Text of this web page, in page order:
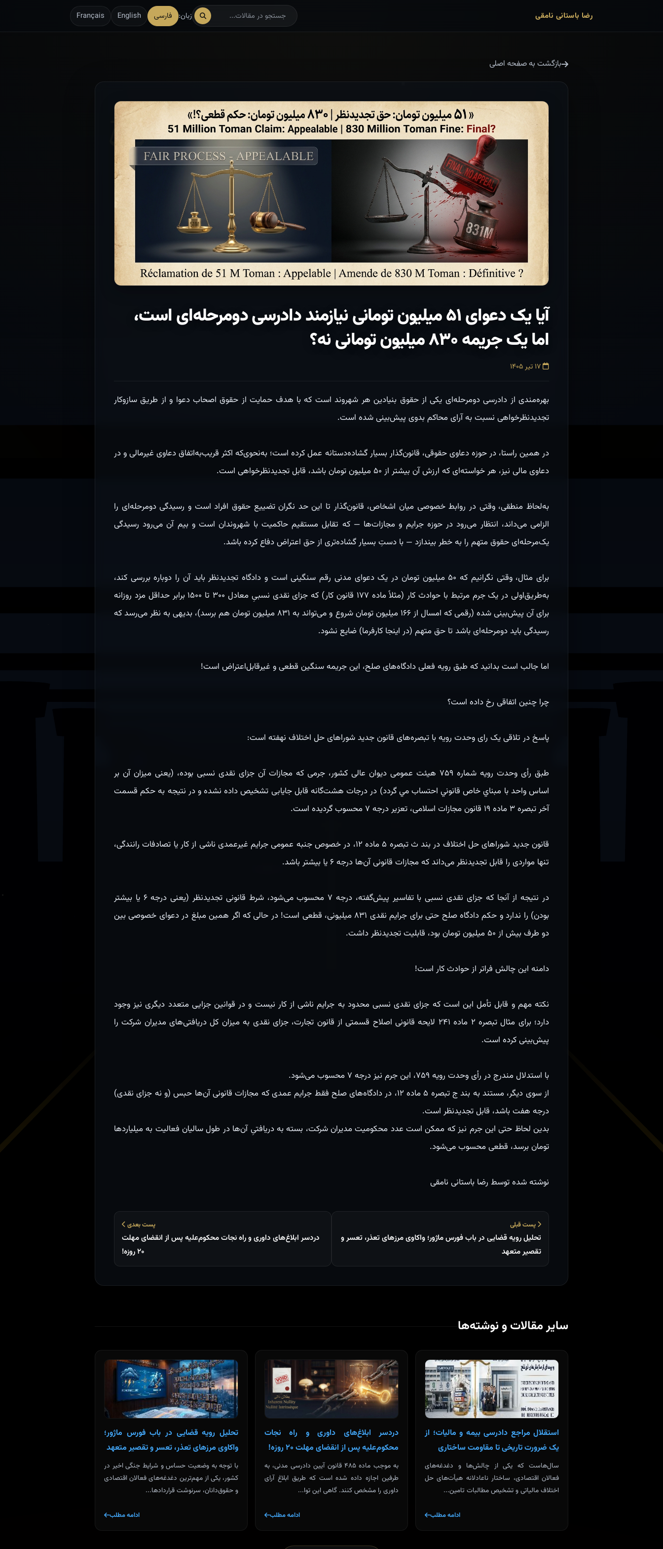
رضا باستانی نامقی زبان: فارسی English
Français
بازگشت به صفحه اصلی
آیا یک دعوای ۵۱ میلیون تومانی نیازمند دادرسی دومرحله‌ای است،
اما یک جریمه ۸۳۰ میلیون تومانی نه؟
بهره‌مندی از دادرسی دومرحله‌ای یکی از حقوق بنیادین هر شهروند است که با هدف حمایت از حقوق اصحاب دعوا و از طریق سازوکار
تجدیدنظرخواهی نسبت به آرای محاکم بدوی پیش‌بینی شده است.
در همین راستا، در حوزه دعاوی حقوقی، قانون‌گذار بسیار گشاده‌دستانه عمل کرده است؛ به‌نحوی‌که اکثر قریب‌به‌اتفاق دعاوی غیرمالی و در
دعاوی مالی نیز، هر خواسته‌ای که ارزش آن بیشتر از ۵۰ میلیون تومان باشد، قابل تجدیدنظرخواهی است.
به‌لحاظ منطقی، وقتی در روابط خصوصی میان اشخاص، قانون‌گذار تا این حد نگران تضییع حقوق افراد است و رسیدگی دومرحله‌ای را
الزامی می‌داند، انتظار می‌رود در حوزه جرایم و مجازات‌ها — که تقابل مستقیم حاکمیت با شهروندان است و بیم آن می‌رود رسیدگی
یک‌مرحله‌ای حقوق متهم را به خطر بیندازد — با دستِ بسیار گشاده‌تری از حق اعتراض دفاع کرده باشد.
برای مثال، وقتی نگرانیم که ۵۰ میلیون تومان در یک دعوای مدنی رقم سنگینی است و دادگاه تجدیدنظر باید آن را دوباره بررسی کند،
به‌طریق‌اولی در یک جرم مرتبط با حوادث کار (مثلاً ماده ۱۷۷ قانون کار) که جزای نقدی نسبیِ معادل ۳۰۰ تا ۱۵۰۰ برابر حداقل مزد روزانه
برای آن پیش‌بینی شده (رقمی که امسال از ۱۶۶ میلیون تومان شروع و می‌تواند به ۸۳۱ میلیون تومان هم برسد)، بدیهی به نظر می‌رسد که
رسیدگی باید دومرحله‌ای باشد تا حق متهم (در اینجا کارفرما) ضایع نشود.
اما جالب است بدانید که طبق رویه فعلی دادگاه‌های صلح، این جریمه سنگین قطعی و غیرقابل‌اعتراض است!
چرا چنین اتفاقی رخ داده است؟
پاسخ در تلاقی یک رای وحدت رویه با تبصره‌های قانون جدید شوراهای حل اختلاف نهفته است:
طبق رأی وحدت رویه شماره ۷۵۹ هیئت عمومی دیوان عالی کشور، جرمی که مجازات آن جزای نقدی نسبی بوده، (یعنی ميزان آن بر
اساس واحد با مبناي خاص قانوني احتساب مي گردد) در درجات هشت‌گانه قابل جایابی تشخیص داده نشده و در نتیجه به حکم قسمت
آخر تبصره ۳ ماده ۱۹ قانون مجازات اسلامی، تعزیر درجه ۷ محسوب گردیده است.
قانون جدید شوراهای حل اختلاف در بند ث تبصره ۵ ماده ۱۲، در خصوص جنبه عمومی جرایم غیرعمدی ناشی از کار یا تصادفات رانندگی،
تنها مواردی را قابل تجدیدنظر می‌داند که مجازات قانونی آن‌ها درجه ۶ یا بیشتر باشد.
در نتیجه از آنجا که جزای نقدی نسبی با تفاسیر پیش‌گفته، درجه ۷ محسوب می‌شود، شرط قانونی تجدیدنظر (یعنی درجه ۶ یا بیشتر
بودن) را ندارد و حکم دادگاه صلح حتی برای جرایم نقدی ۸۳۱ میلیونی، قطعی است! در حالی که اگر همین مبلغ در دعوای خصوصی بین
دو طرف بیش از ۵۰ میلیون تومان بود، قابلیت تجدیدنظر داشت.
دامنه این چالش فراتر از حوادث کار است!
نکته مهم و قابل تأمل این است که جزای نقدی نسبی محدود به جرایم ناشی از کار نیست و در قوانین جزایی متعدد دیگری نیز وجود
دارد؛ برای مثال تبصره ۲ ماده ۲۴۱ لایحه قانونی اصلاح قسمتی از قانون تجارت، جزای نقدی به میزان کل دریافتی‌های مدیران شرکت را
پیش‌بینی کرده است.
با استدلال مندرج در رأی وحدت رویه ۷۵۹، این جرم نیز درجه ۷ محسوب می‌شود.
از سوی دیگر، مستند به بند ج تبصره ۵ ماده ۱۲، در دادگاه‌های صلح فقط جرایم عمدی که مجازات قانونی آن‌ها حبس (و نه جزای نقدی)
درجه هفت باشد، قابل تجدیدنظر است.
بدین لحاظ حتی این جرم نیز که ممکن است عدد محکومیت مدیران شرکت، بسته به دریافتیِ آن‌ها در طول سالیان فعالیت به میلیاردها
تومان برسد، قطعی محسوب می‌شود.
نوشته شده توسط رضا باستانی نامقی
پست قبلی
تحلیل رویه قضایی در باب فورس ماژور؛ واکاوی مرزهای تعذر، تعسر و
تقصیر متعهد
پست بعدی
دردسر ابلاغ‌های داوری و راه نجات محکوم‌علیه پس از انقضای مهلت
۲۰ روزه!
سایر مقالات و نوشته‌ها
استقلال مراجع دادرسی بیمه و مالیات؛ از
یک ضرورت تاریخی تا مقاومت ساختاری
سال‌هاست که یکی از چالش‌ها و دغدغه‌های
فعالان اقتصادی، ساختار ناعادلانه هیأت‌های حل
اختلاف مالیاتی و تشخیص مطالبات تامین...
ادامه مطلب
دردسر ابلاغ‌های داوری و راه نجات
محکوم‌علیه پس از انقضای مهلت ۲۰ روزه!
به موجب ماده ۴۸۵ قانون آیین دادرسی مدنی، به
طرفین اجازه داده شده است که طریق ابلاغ آرای
داوری را مشخص کنند. گاهی این توا...
ادامه مطلب
تحلیل رویه قضایی در باب فورس ماژور؛
واکاوی مرزهای تعذر، تعسر و تقصیر متعهد
با توجه به وضعیت حساس و شرایط جنگی اخیر در
کشور، یکی از مهم‌ترین دغدغه‌های فعالان اقتصادی
و حقوق‌دانان، سرنوشت قراردادها...
ادامه مطلب